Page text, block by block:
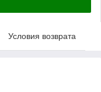
Условия возврата